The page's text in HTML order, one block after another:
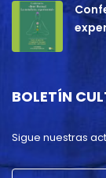
BOLETÍN
Sigue nuestras